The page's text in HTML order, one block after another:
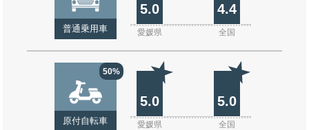
普通乗用車
5.0 4.4
愛媛県 全国
50%
原付自転車
5.0 5.0
愛媛県 全国